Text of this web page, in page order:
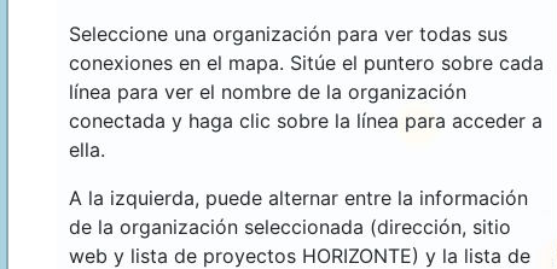
Seleccione una organización para ver todas sus
conexiones en el mapa. Sitúe el puntero sobre cada
línea para ver el nombre de la organización
conectada y haga clic sobre la línea para acceder a
ella.
A la izquierda, puede alternar entre la información
de la organización seleccionada (dirección, sitio
web y lista de proyectos HORIZONTE) y la lista de
44